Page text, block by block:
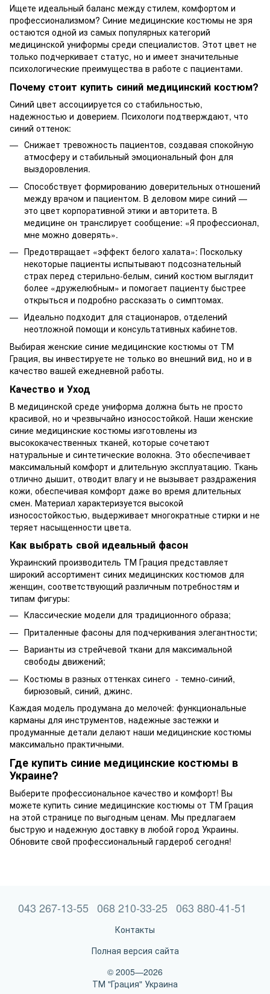
Ищете идеальный баланс между стилем, комфортом и
профессионализмом? Синие медицинские костюмы не зря
остаются одной из самых популярных категорий
медицинской униформы среди специалистов. Этот цвет не
только подчеркивает статус, но и имеет значительные
психологические преимущества в работе с пациентами.
Почему стоит купить синий медицинский костюм?
Синий цвет ассоциируется со стабильностью,
надежностью и доверием. Психологи подтверждают, что
синий оттенок:
Снижает тревожность пациентов, создавая спокойную
атмосферу и стабильный эмоциональный фон для
выздоровления.
Способствует формированию доверительных отношений
между врачом и пациентом. В деловом мире синий —
это цвет корпоративной этики и авторитета. В
медицине он транслирует сообщение: «Я профессионал,
мне можно доверять».
Предотвращает «эффект белого халата»: Поскольку
некоторые пациенты испытывают подсознательный
страх перед стерильно-белым, синий костюм выглядит
более «дружелюбным» и помогает пациенту быстрее
открыться и подробно рассказать о симптомах.
Идеально подходит для стационаров, отделений
неотложной помощи и консультативных кабинетов.
Выбирая женские синие медицинские костюмы от ТМ
Грация, вы инвестируете не только во внешний вид, но и в
качество вашей ежедневной работы.
Качество и Уход
В медицинской среде униформа должна быть не просто
красивой, но и чрезвычайно износостойкой. Наши женские
синие медицинские костюмы изготовлены из
высококачественных тканей, которые сочетают
натуральные и синтетические волокна. Это обеспечивает
максимальный комфорт и длительную эксплуатацию. Ткань
отлично дышит, отводит влагу и не вызывает раздражения
кожи, обеспечивая комфорт даже во время длительных
смен. Материал характеризуется высокой
износостойкостью, выдерживает многократные стирки и не
теряет насыщенности цвета.
Как выбрать свой идеальный фасон
Украинский производитель ТМ Грация представляет
широкий ассортимент синих медицинских костюмов для
женщин, соответствующий различным потребностям и
типам фигуры:
Классические модели для традиционного образа;
Приталенные фасоны для подчеркивания элегантности;
Варианты из стрейчевой ткани для максимальной
свободы движений;
Костюмы в разных оттенках синего - темно-синий,
бирюзовый, синий, джинс.
Каждая модель продумана до мелочей: функциональные
карманы для инструментов, надежные застежки и
продуманные детали делают наши медицинские костюмы
максимально практичными.
Где купить синие медицинские костюмы в
Украине?
Выберите профессиональное качество и комфорт! Вы
можете купить синие медицинские костюмы от ТМ Грация
на этой странице по выгодным ценам. Мы предлагаем
быструю и надежную доставку в любой город Украины.
Обновите свой профессиональный гардероб сегодня!
043 267-13-55 068 210-33-25 063 880-41-51
Контакты
Полная версия сайта
© 2005—2026
ТМ "Грация" Украина